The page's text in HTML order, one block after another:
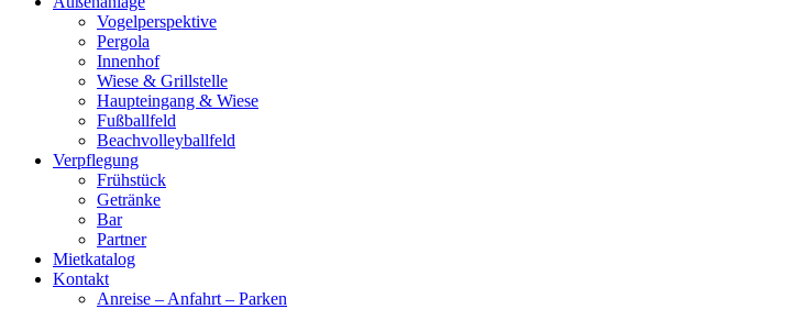
Vogelperspektive
Pergola
Innenhof
Wiese & Grillstelle
Haupteingang & Wiese
Fußballfeld
Beachvolleyballfeld
Verpflegung
Frühstück
Getränke
Bar
Partner
Mietkatalog
Kontakt
Anreise – Anfahrt – Parken